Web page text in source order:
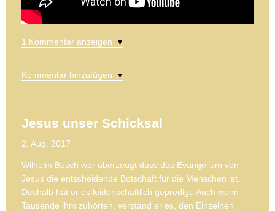
1 Kommentar anzeigen
Kommentar hinzufügen
Jesus unser Schicksal
2. Aug. 2017
Wilhelm Busch war überzeugt dass das Evangelium von
Jesus die entscheidende Botschaft für die Menschen ist.
Deshalb hat er es leidenschaftlich gepredigt. Auch wenn
Tausende ihm zuhörten, verstand er es, den Einzelnen